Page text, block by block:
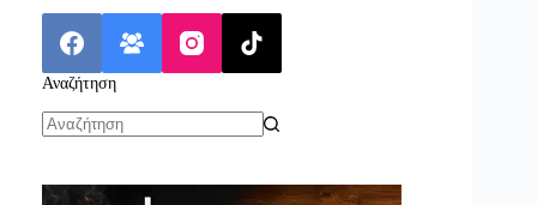
Αναζήτηση